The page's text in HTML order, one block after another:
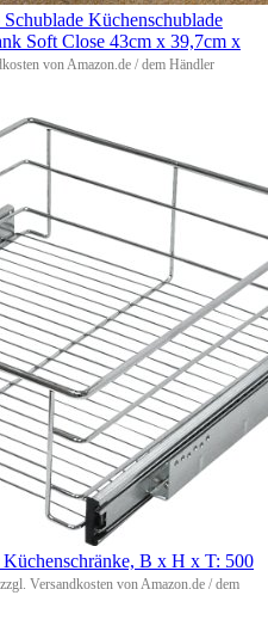
Küchenschublade
Soft Close 43cm x 39,7cm x
von Amazon.de / dem Händler
B x H x T: 500
Versandkosten von Amazon.de / dem